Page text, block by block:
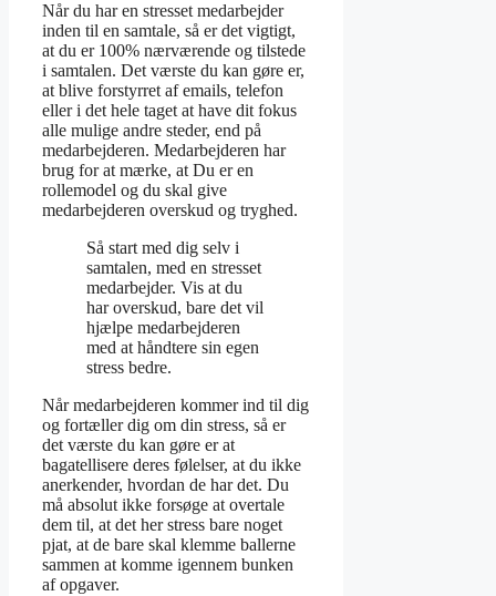
Når du har en stresset medarbejder
inden til en samtale, så er det vigtigt,
at du er 100% nærværende og tilstede
i samtalen. Det værste du kan gøre er,
at blive forstyrret af emails, telefon
eller i det hele taget at have dit fokus
alle mulige andre steder, end på
medarbejderen. Medarbejderen har
brug for at mærke, at Du er en
rollemodel og du skal give
medarbejderen overskud og tryghed.
Så start med dig selv i
samtalen, med en stresset
medarbejder. Vis at du
har overskud, bare det vil
hjælpe medarbejderen
med at håndtere sin egen
stress bedre.
Når medarbejderen kommer ind til dig
og fortæller dig om din stress, så er
det værste du kan gøre er at
bagatellisere deres følelser, at du ikke
anerkender, hvordan de har det. Du
må absolut ikke forsøge at overtale
dem til, at det her stress bare noget
pjat, at de bare skal klemme ballerne
sammen at komme igennem bunken
af opgaver.